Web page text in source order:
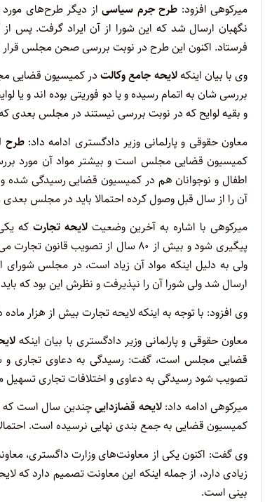
میرکوهی افزود: طرح جرم سیاسیاز دیگر طرح‌های
نگهبان ارسال شد که این شورا از آن ایراد گرفت.
فرستاد. اکنون این طرح در نوبت بررسی صحن مجلس قرار
وی با بیان اینکهلایحه جامع وکالتدر کمیسیون قضایی
بررسی شان به اتمام رسیده و یا دو فوریتی بوده اند و
و بقیه لوایح که در نوبت بررسی نیستند در مجلس بعدی
معاون حقوقی و پارلمانی وزیر دادگستری ادامه داد:طرح
کمیسیون قضایی مجلس است و بیشتر مواد آن مورد
اطفال و نوجوانان هم در کمیسیون قضایی رسیدگی
آن را از سال قبل وصول کرده احتمالا باید در مجلس
میرکوهی با اشاره به آخرین وضعیت لایحه تجارتکه
پیگیری شود و بیش از ۸۰ سال از
ولی به دلیل اینکه مواد آن زیاد است، در مجلس
ارسال شد ولی شورا آن را نپذیرفت و نظرش این بود که
وی افزود: با توجه به اینکه لایحه تجارت بیش از هزار
معاون حقوقی و پارلمانی وزیر دادگستری با بیان اینکه
قضایی مجلس است، گفت: رسیدگی به دعاوی تجاری و
تصویب شود رسیدگی به دعاوی و اختلافات تجاری
میرکوهی ادامه داد:لایحه قضازداییچندین سال است که
کمیسیون قضایی به جمع بندی نهایی نرسیده است.
وی گفت: اکنون یکی از معاونت‌های وزارت داگستری،
زیادی دارد، از جمله اینکه این معاونت تصمیم دارد که
بینی است.